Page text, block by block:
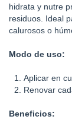
hidrata y nutre
residuos. Ideal
calurosos o
Modo de uso:
Aplicar en
Renovar
Beneficios: